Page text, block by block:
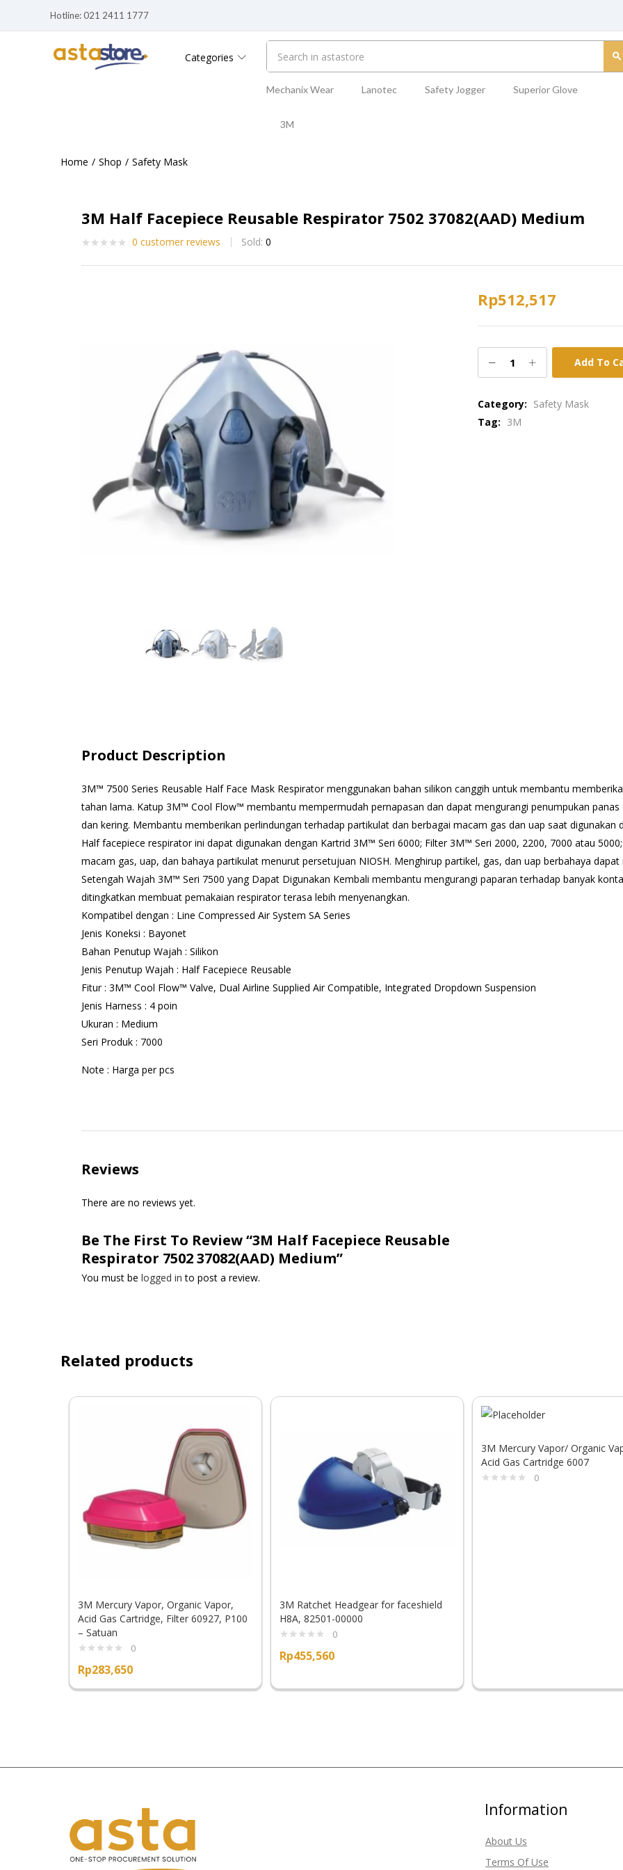
Hotline: 021 2411 1777
Categories
Mechanix Wear Lanotec Safety Jogger Superior Glove
3M
Home Shop Safety Mask
3M Half Facepiece Reusable Respirator 7502 37082(AAD) Medium
0 customer reviews Sold: 0
Rp512,517
Add To
Category: Safety Mask
Tag: 3M
Product Description
3M™ 7500 Series Reusable Half Face Mask Respirator menggunakan bahan silikon canggih untuk membantu
tahan lama. Katup 3M™ Cool Flow™ membantu mempermudah pernapasan dan dapat mengurangi penumpukan
dan kering. Membantu memberikan perlindungan terhadap partikulat dan berbagai macam gas dan uap saat digunakan
Half facepiece respirator ini dapat digunakan dengan Kartrid 3M™ Seri 6000; Filter 3M™ Seri 2000, 2200, 7000 atau
macam gas, uap, dan bahaya partikulat menurut persetujuan NIOSH. Menghirup partikel, gas, dan uap berbahaya
Setengah Wajah 3M™ Seri 7500 yang Dapat Digunakan Kembali membantu mengurangi paparan terhadap banyak
ditingkatkan membuat pemakaian respirator terasa lebih menyenangkan.
Kompatibel dengan : Line Compressed Air System SA Series
Jenis Koneksi : Bayonet
Bahan Penutup Wajah : Silikon
Jenis Penutup Wajah : Half Facepiece Reusable
Fitur : 3M™ Cool Flow™ Valve, Dual Airline Supplied Air Compatible, Integrated Dropdown Suspension
Jenis Harness : 4 poin
Ukuran : Medium
Seri Produk : 7000
Note : Harga per pcs
Reviews
There are no reviews yet.
Be The First To Review “3M Half Facepiece Reusable
Respirator 7502 37082(AAD) Medium”
You must be logged in to post a review.
Related products
3M Mercury Vapor, Organic Vapor,
Acid Gas Cartridge, Filter 60927, P100
– Satuan
0
Rp283,650
3M Ratchet Headgear for faceshield
H8A, 82501-00000
0
Rp455,560
3M Mercury Vapor/ Organic
Acid Gas Cartridge 6007
0
Information
About Us
Terms Of Use